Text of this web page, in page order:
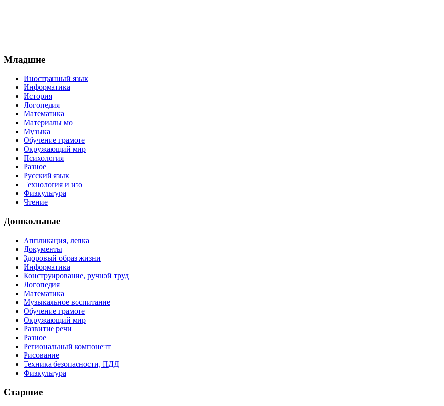
Младшие
Иностранный язык
Информатика
История
Логопедия
Математика
Материалы мо
Музыка
Обучение грамоте
Окружающий мир
Психология
Разное
Русский язык
Технология и изо
Физкультура
Чтение
Дошкольные
Аппликация, лепка
Документы
Здоровый образ жизни
Информатика
Конструирование, ручной труд
Логопедия
Математика
Музыкальное воспитание
Обучение грамоте
Окружающий мир
Развитие речи
Разное
Региональный компонент
Рисование
Техника безопасности, ПДД
Физкультура
Старшие